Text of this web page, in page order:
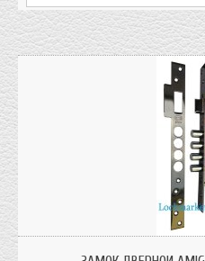
под цилиндр и броне накладку от